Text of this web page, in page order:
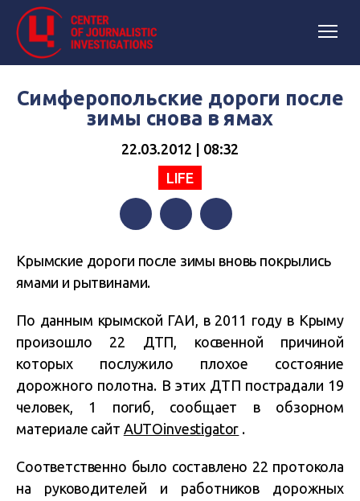
Симферопольские дороги после
зимы снова в ямах
22.03.2012 | 08:32
LIFE
Крымские дороги после зимы вновь покрылись
ямами и рытвинами.
По данным крымской ГАИ, в 2011 году в Крыму
произошло 22 ДТП, косвенной причиной
которых послужило плохое состояние
дорожного полотна. В этих ДТП пострадали 19
человек, 1 погиб, сообщает в обзорном
материале сайт AUTOinvestigator .
Соответственно было составлено 22 протокола
на руководителей и работников дорожных